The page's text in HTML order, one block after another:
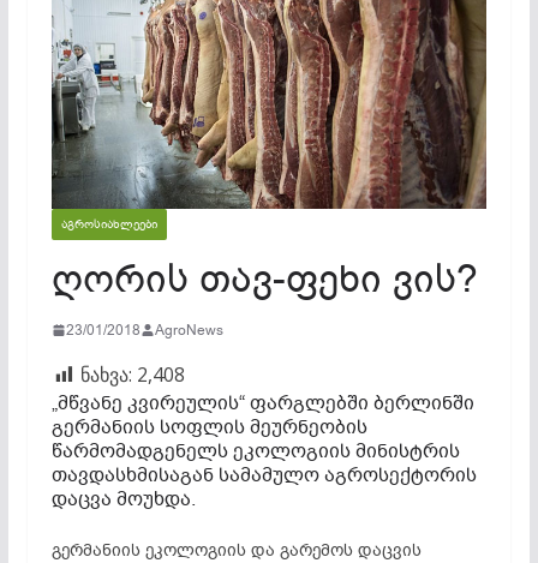
ᲐᲒᲠᲝᲡᲘᲐᲮᲚᲔᲔᲑᲘ
ღორის თავ-ფეხი ვის?
23/01/2018 AgroNews
ნახვა: 2,408
„მწვანე კვირეულის“ ფარგლებში ბერლინში
გერმანიის სოფლის მეურნეობის
წარმომადგენელს ეკოლოგიის მინისტრის
თავდასხმისაგან სამამულო აგროსექტორის
დაცვა მოუხდა.
გერმანიის ეკოლოგიის და გარემოს დაცვის